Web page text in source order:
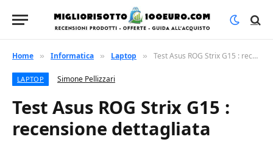
Home » Informatica » Laptop » Test Asus ROG Strix G15 : recensione dettagliata opinioni e prezzo del notebook gaming
LAPTOP Simone Pellizzari
Test Asus ROG Strix G15 :
recensione dettagliata